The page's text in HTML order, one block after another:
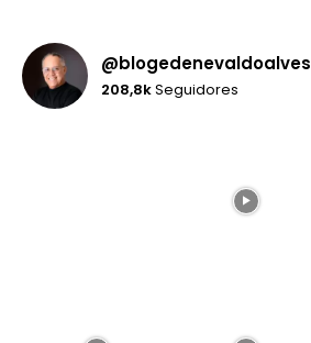
@blogedenevaldoalves
208,8kSeguidores